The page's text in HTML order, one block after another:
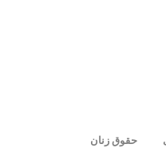
حقوق زنان